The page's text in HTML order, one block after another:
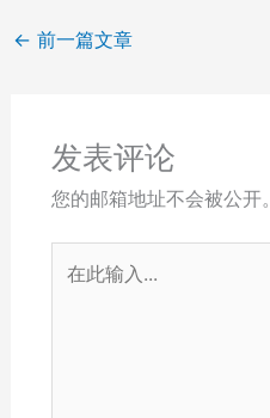
← 前一篇文章
发表评论
您的邮箱地址不会被公开。